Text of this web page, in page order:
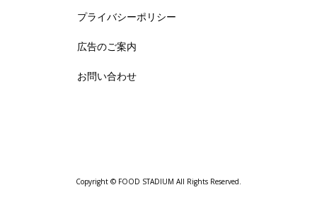
プライバシーポリシー
広告のご案内
お問い合わせ
Copyright © FOOD STADIUM All Rights Reserved.